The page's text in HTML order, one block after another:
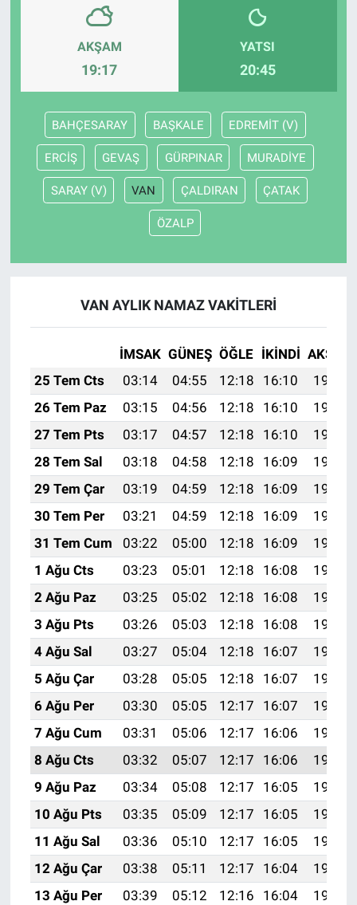
AKŞAM
19:17
YATSI
20:45
BAHÇESARAY BAŞKALE EDREMİT (V)
ERCİŞ GEVAŞ GÜRPINAR MURADİYE
SARAY (V) VAN ÇALDIRAN ÇATAK
ÖZALP
VAN AYLIK NAMAZ VAKITLERI
İMSAK GÜNEŞ ÖĞLE İKINDI AKŞAM
25 Tem Cts
03:14 04:55 12:18 16:10
19:31
26 Tem Paz
03:15 04:56 12:18 16:10
19:30
27 Tem Pts
03:17 04:57 12:18 16:10
19:29
28 Tem Sal
03:18 04:58 12:18 16:09
19:28
29 Tem Çar
03:19 04:59 12:18 16:09
19:27
30 Tem Per
03:21 04:59 12:18 16:09
19:27
31 Tem Cum
03:22 05:00 12:18 16:09
19:26
1 Ağu Cts
03:23 05:01 12:18 16:08
19:25
2 Ağu Paz
03:25 05:02 12:18 16:08
19:24
3 Ağu Pts
03:26 05:03 12:18 16:08
19:23
4 Ağu Sal
03:27 05:04 12:18 16:07
19:22
5 Ağu Çar
03:28 05:05 12:18 16:07
19:21
6 Ağu Per
03:30 05:05 12:17 16:07
19:19
7 Ağu Cum
03:31 05:06 12:17 16:06
19:18
8 Ağu Cts
03:32 05:07 12:17 16:06
19:17
9 Ağu Paz
03:34 05:08 12:17 16:05
19:16
10 Ağu Pts
03:35 05:09 12:17 16:05
19:15
11 Ağu Sal
03:36 05:10 12:17 16:05
19:14
12 Ağu Çar
03:38 05:11 12:17 16:04
19:12
13 Ağu Per
03:39 05:12 12:16 16:04
19:11